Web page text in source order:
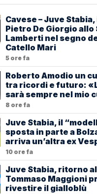
Cavese – Juve
Pietro De Giorgio allo
Lamberti nel segno
Catello Mari
5 ore fa
Roberto Amodio un
tra ricordi e futuro:
sarà sempre nel mio
8 ore fa
Juve Stabia, il
sposta in parte a
arriva un’altra ex
10 ore fa
Juve Stabia, ritorno
Tommaso Maggioni
rivestire il gialloblù